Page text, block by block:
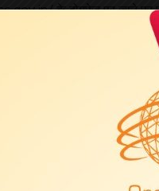
के होमपेज पर जाने पर
इस पेज के निचले हिस्से में
का टाइटल ट्रैक बज रहा
से तैयार हो सकता है नया
देश में काफी समय से विवाद चल
आधार के लिए फेस रिकॉग्निशन
है कि आधार के सॉफ्टवेयर को हैक
प्राधिकरण (UIDAI) ने आधार